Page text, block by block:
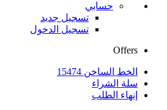
حسابي
تسجيل جديد
تسجيل الدخول
Offers
الخط الساخن 15474
سلة الشراء
إنهاء الطلب